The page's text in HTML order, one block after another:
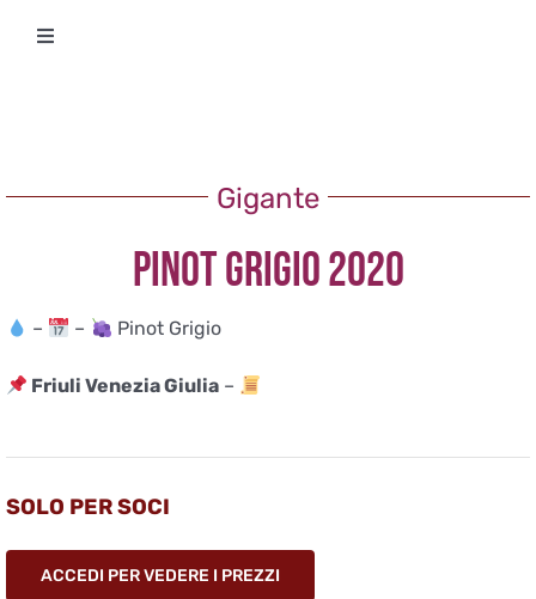
Toggle
Regala un’esperienza
Gigante
PINOT GRIGIO 2020
– – Pinot Grigio
Friuli Venezia Giulia –
SOLO PER SOCI
ACCEDI PER VEDERE I PREZZI